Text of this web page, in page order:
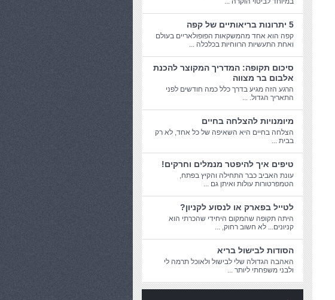
5 יתרונות בריאותיים של קפה
קפה הוא אחד מהמשקאות הפופולאריים בעולם
ואחת התעשיות הרווחיות בכלכלה ...
סיכום תקופה: המדריך המקוצר להכנת
אלבום בר מצווה
הרגע הזה מגיע בדרך כלל כמה חודשים לפני
התאריך הגדול. ...
מיומנויות להצלחה בחיים
הצלחה בחיים היא השאיפה של כל אחד, לא רק
בבית ...
טיפים איך להיפטר מנמלים וחרקים!
עונת האביב כבר התחילה והקיץ בפתח,
הטמפרטורות עולות ואיתן גם ...
לטייל בפארק או לנסוע לקניון?
היתה תקופה שהמקום היחידי שהכרתי הוא
קניונים... לא חשוב רחוק, ...
הסודות לבישול בריא
האהבה הגדולה שלי לבישול ולאוכל תרמה לי
ולבני משפחתי ליותר ...